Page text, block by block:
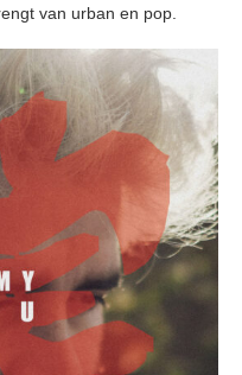
van urban en pop.